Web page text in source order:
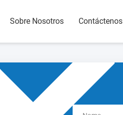
Sobre Nosotros Contáctenos